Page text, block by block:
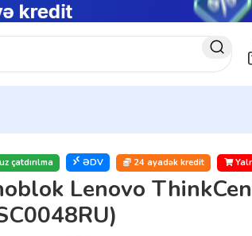
çatdırılma ƏDV 24 ayadək kredit
Lenovo